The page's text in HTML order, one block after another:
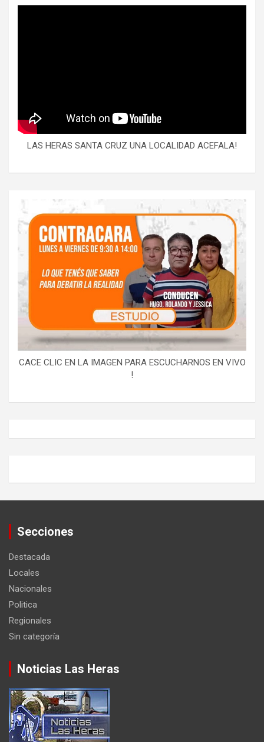
LAS HERAS SANTA CRUZ UNA LOCALIDAD ACEFALA!
CACE CLIC EN LA IMAGEN PARA ESCUCHARNOS EN VIVO
!
Secciones
Destacada
Locales
Nacionales
Politica
Regionales
Sin categoría
Noticias Las Heras